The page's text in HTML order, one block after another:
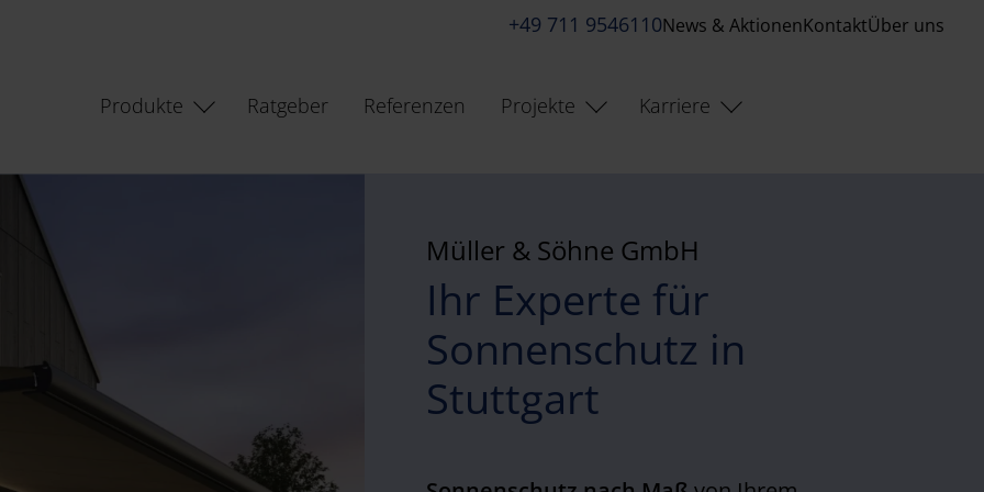
+49 711 9546110News & AktionenKontaktÜber uns
Produkte Ratgeber Referenzen Projekte Karriere
Müller & Söhne GmbH
Ihr Experte für
Sonnenschutz in
Stuttgart